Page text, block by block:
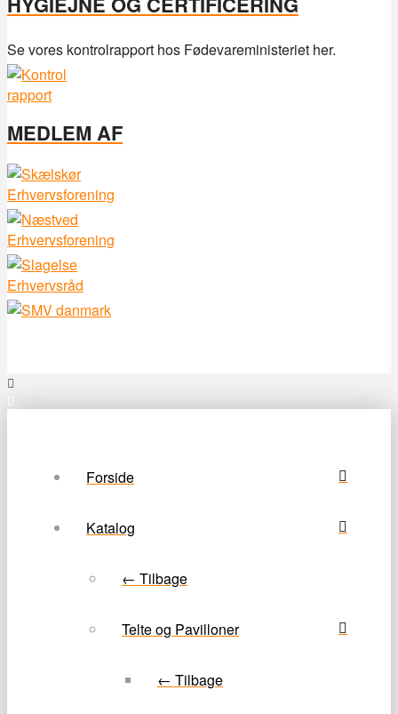
Se vores kontrolrapport hos Fødevareministeriet her.
MEDLEM AF
Forside
Katalog
← Tilbage
Telte og Pavilloner
← Tilbage